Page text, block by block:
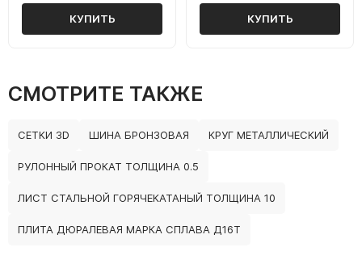
КУПИТЬ КУПИТЬ
СМОТРИТЕ ТАКЖЕ
СЕТКИ 3D ШИНА БРОНЗОВАЯ КРУГ МЕТАЛЛИЧЕСКИЙ
РУЛОННЫЙ ПРОКАТ ТОЛЩИНА 0.5
ЛИСТ СТАЛЬНОЙ ГОРЯЧЕКАТАНЫЙ ТОЛЩИНА 10
ПЛИТА ДЮРАЛЕВАЯ МАРКА СПЛАВА Д16Т